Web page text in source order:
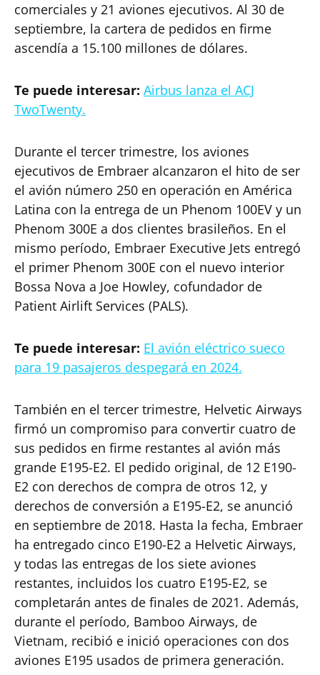
comerciales y 21 aviones ejecutivos. Al 30 de
septiembre, la cartera de pedidos en firme
ascendía a 15.100 millones de dólares.
Te puede interesar: Airbus lanza el ACJ
TwoTwenty.
Durante el tercer trimestre, los aviones
ejecutivos de Embraer alcanzaron el hito de ser
el avión número 250 en operación en América
Latina con la entrega de un Phenom 100EV y un
Phenom 300E a dos clientes brasileños. En el
mismo período, Embraer Executive Jets entregó
el primer Phenom 300E con el nuevo interior
Bossa Nova a Joe Howley, cofundador de
Patient Airlift Services (PALS).
Te puede interesar: El avión eléctrico sueco
para 19 pasajeros despegará en 2024.
También en el tercer trimestre, Helvetic Airways
firmó un compromiso para convertir cuatro de
sus pedidos en firme restantes al avión más
grande E195-E2. El pedido original, de 12 E190-
E2 con derechos de compra de otros 12, y
derechos de conversión a E195-E2, se anunció
en septiembre de 2018. Hasta la fecha, Embraer
ha entregado cinco E190-E2 a Helvetic Airways,
y todas las entregas de los siete aviones
restantes, incluidos los cuatro E195-E2, se
completarán antes de finales de 2021. Además,
durante el período, Bamboo Airways, de
Vietnam, recibió e inició operaciones con dos
aviones E195 usados de primera generación.